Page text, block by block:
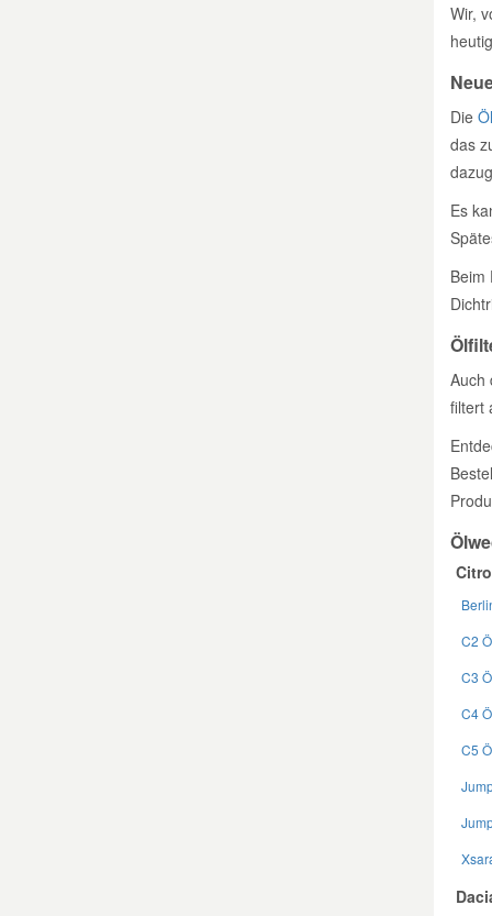
Wir,
Die
das
Es
Beim
Auch
filtert
C2
C3
C4
C5